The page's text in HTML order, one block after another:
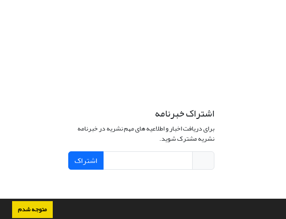
متوجه شدم
اشتراک خبرنامه
برای دریافت اخبار و اطلاعیه های مهم نشریه در خبرنامه
نشریه مشترک شوید.
اشتراک